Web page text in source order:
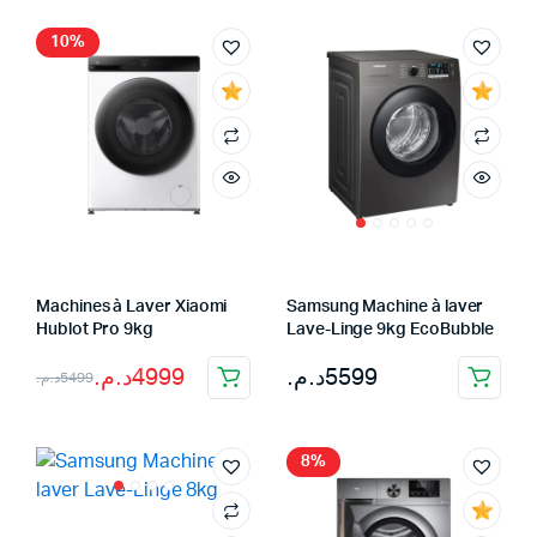
10%
Machines à Laver Xiaomi
Hublot Pro 9kg
5499د.م.
Le
initial
était :
4999د.م.
Le
actuel
est :
Samsung Machine à laver
Lave-Linge 9kg EcoBubble
5599د.م.
8%